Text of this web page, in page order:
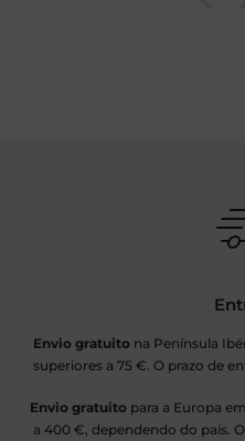
Envio gratuitona Península
superiores a 75 €. O prazo de
Envio gratuito para a Europa
a 400 €, dependendo do país.